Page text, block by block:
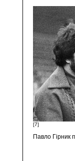
[7]
Павло Гірник